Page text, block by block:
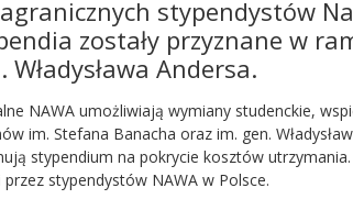
stypendystów
zostały przyznane w
Andersa.
NAWA umożliwiają wymiany studenckie,
im. Stefana Banacha oraz im. gen.
stypendium na pokrycie kosztów
stypendystów NAWA w Polsce.